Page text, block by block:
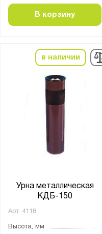
В корзину
в наличии
Урна металлическая
КДБ-150
Арт. 4118
Высота, мм